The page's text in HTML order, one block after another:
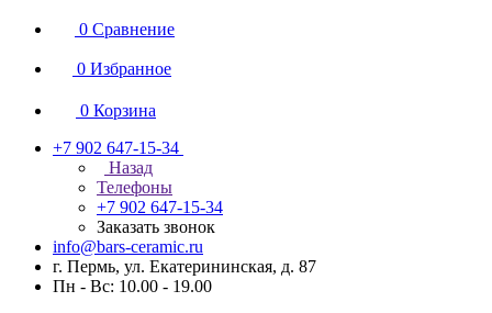
0 Сравнение
0 Избранное
0 Корзина
+7 902 647-15-34
Назад
Телефоны
+7 902 647-15-34
Заказать звонок
info@bars-ceramic.ru
г. Пермь, ул. Екатерининская, д. 87
Пн - Вс: 10.00 - 19.00